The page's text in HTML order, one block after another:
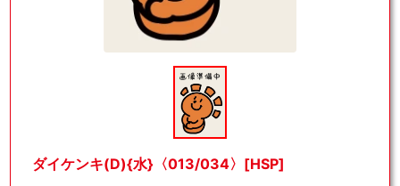
ダイケンキ(D){水}〈013/034〉[HSP]